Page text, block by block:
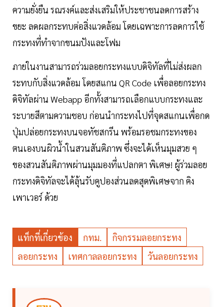
ความยั่งยืน รณรงค์และส่งเสริมให้ประชาชนลดการสร้าง
ขยะ ลดผลกระทบต่อสิ่งแวดล้อม โดยเฉพาะการลดการใช้
กระทงที่ทำจากขนมปังและโฟม
ภายในงานสามารถร่วมลอยกระทงแบบดิจิทัลที่ไม่ส่งผลก
ระทบกับสิ่งแวดล้อม โดยสแกน QR Code เพื่อลอยกระทง
ดิจิทัลผ่าน Webapp อีกทั้งสามารถเลือกแบบกระทงและ
ระบายสีตามความชอบ ก่อนนำกระทงไปที่จุดสแกนเพื่อกด
ปุ่มปล่อยกระทงบนจอทัชสกรีน พร้อมรอชมกระทงของ
ตนเองบนผิวน้ำในสวนสันติภาพ ซึ่งจะได้เห็นมุมสวย ๆ
ของสวนสันติภาพผ่านมุมมองที่แปลกตา พิเศษ! ผู้ร่วมลอย
กระทงดิจิทัลจะได้ลุ้นรับคูปองส่วนลดสุดพิเศษจาก คิง
เพาเวอร์ ด้วย
แท็กที่เกี่ยวข้อง กทม.
กิจกรรมลอยกระทง
ลอยกระทง
เทศกาลลอยกระทง วันลอยกระทง